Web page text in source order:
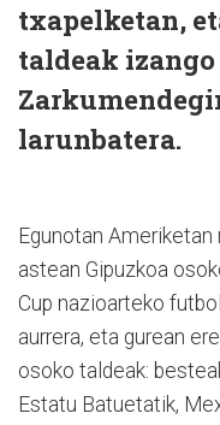
txapelketan,
taldeak
larunbatera.
Egunotan Ameriketan
astean Gipuzkoa
Cup nazioarteko
aurrera, eta gurean
osoko taldeak:
Estatu Batuetatik,